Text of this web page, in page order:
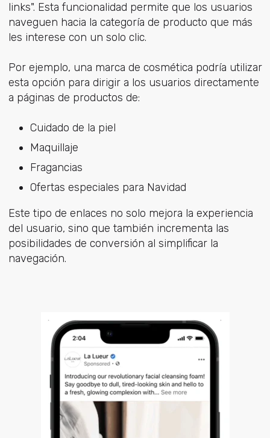
links". Esta funcionalidad permite que los usuarios
naveguen hacia la categoría de producto que más
les interese con un solo clic.
Por ejemplo, una marca de cosmética podría utilizar
esta opción para dirigir a los usuarios directamente
a páginas de productos de:
Cuidado de la piel
Maquillaje
Fragancias
Ofertas especiales para Navidad
Este tipo de enlaces no solo mejora la experiencia
del usuario, sino que también incrementa las
posibilidades de conversión al simplificar la
navegación.